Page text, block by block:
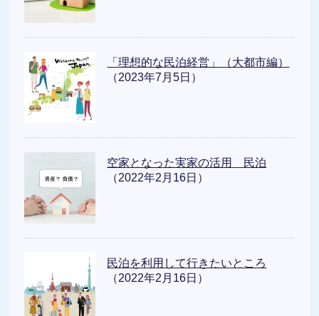
「理想的な民泊経営」（大都市編）
（2023年7月5日）
空家となった実家の活用 民泊
（2022年2月16日）
民泊を利用して行きたいところ
（2022年2月16日）